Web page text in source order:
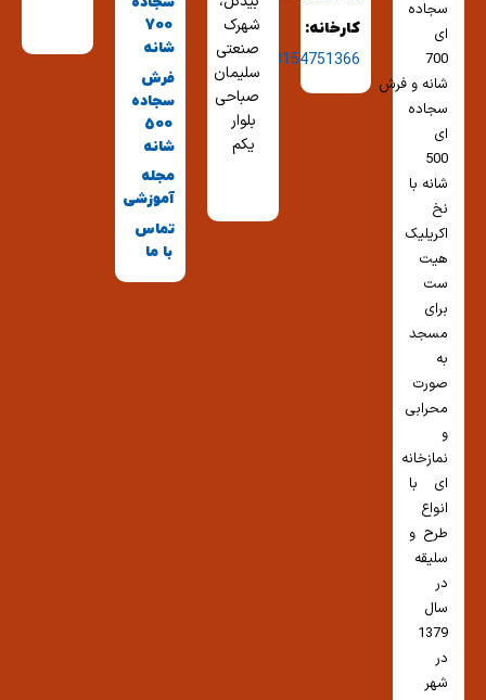
سجاده
ای
700
شانه و فرش
سجاده
ای
500
شانه با
نخ
اکریلیک
هیت
ست
برای
مسجد
به
صورت
محرابی
و
نمازخانه
ای با
انواع
طرح و
سلیقه
در
سال
1379
در
شهر
کارخانه:
03154751366
شهرک
صنعتی
سلیمان
صباحی
بلوار
یکم
700
شانه
فرش
سجاده
500
شانه
مجله
آموزشی
تماس
با ما